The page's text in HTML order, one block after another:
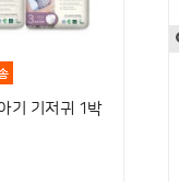
기 기저귀 1박